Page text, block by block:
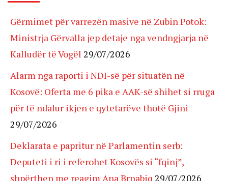
Gërmimet për varrezën masive në Zubin Potok:
Ministrja Gërvalla jep detaje nga vendngjarja në
Kalludër të Vogël 29/07/2026
Alarm nga raporti i NDI-së për situatën në
Kosovë: Oferta me 6 pika e AAK-së shihet si rruga
për të ndalur ikjen e qytetarëve thotë Gjini
29/07/2026
Deklarata e papritur në Parlamentin serb:
Deputeti i ri i referohet Kosovës si “fqinj”,
shpërthen me reagim Ana Brnabiq 29/07/2026